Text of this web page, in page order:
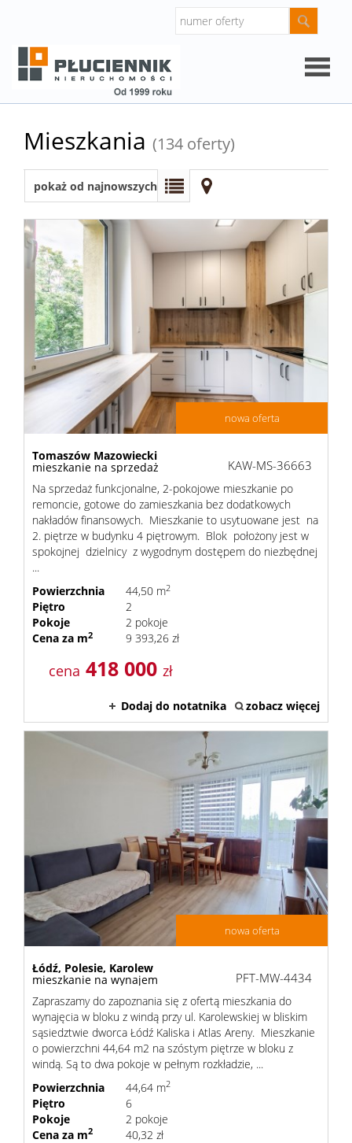
O
firmie
Oferty
Domy
Obiekty
Mieszkania (134 oferty)
pokaż od najnowszych
nowa oferta
Tomaszów Mazowiecki
mieszkanie na sprzedaż KAW-MS-36663
Na sprzedaż funkcjonalne, 2-pokojowe mieszkanie po
remoncie, gotowe do zamieszkania bez dodatkowych
nakładów finansowych. Mieszkanie to usytuowane jest na
2. piętrze w budynku 4 piętrowym. Blok położony jest w
spokojnej dzielnicy z wygodnym dostępem do niezbędnej
...
Powierzchnia
44,50 m2
Piętro
2
Pokoje
2 pokoje
Cena za m2 9 393,26 zł
cena 418 000 zł
Dodaj do notatnika zobacz więcej
nowa oferta
Łódź, Polesie, Karolew
mieszkanie na wynajem PFT-MW-4434
Zapraszamy do zapoznania się z ofertą mieszkania do
wynajęcia w bloku z windą przy ul. Karolewskiej w bliskim
sąsiedztwie dworca Łódź Kaliska i Atlas Areny. Mieszkanie
o powierzchni 44,64 m2 na szóstym piętrze w bloku z
windą. Są to dwa pokoje w pełnym rozkładzie, ...
Powierzchnia
44,64 m2
Piętro
6
Pokoje
2 pokoje
Cena za m2 40,32 zł